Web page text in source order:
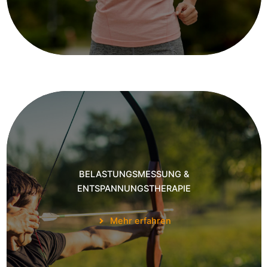
BELASTUNGSMESSUNG &
ENTSPANNUNGSTHERAPIE
Mehr erfahren